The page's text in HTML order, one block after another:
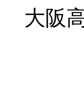
大阪